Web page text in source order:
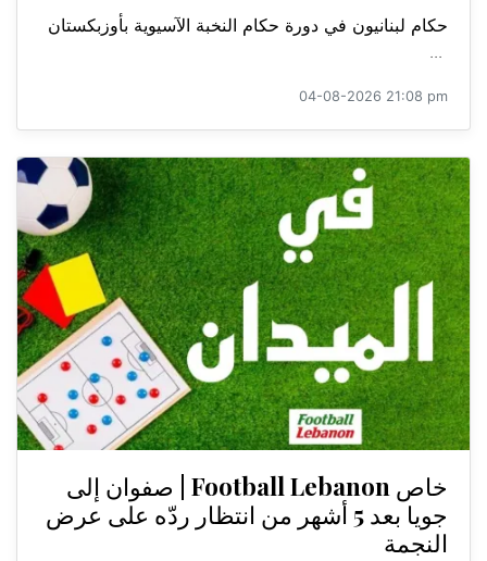
حكام لبنانيون في دورة حكام النخبة الآسيوية بأوزبكستان
...
04-08-2026 21:08 pm
خاص Football Lebanon | صفوان إلى
جويا بعد 5 أشهر من انتظار ردّه على عرض
النجمة